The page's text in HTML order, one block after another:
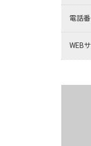
電話
WEB